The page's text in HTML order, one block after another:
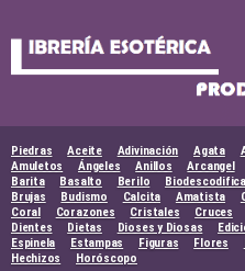
Piedras Aceite Adivinación Agata
Amuletos
Ángeles Anillos Arcangel
Barita
Basalto Berilo
Brujas
Budismo Calcita Amatista
Coral
Corazones Cristales Cruces
Dientes
Dietas Dioses y Diosas
Espinela
Estampas Figuras Flores
Hechizos
Horóscopo